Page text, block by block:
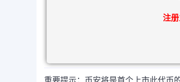
注
重要提示：币安将是首个上市此代币